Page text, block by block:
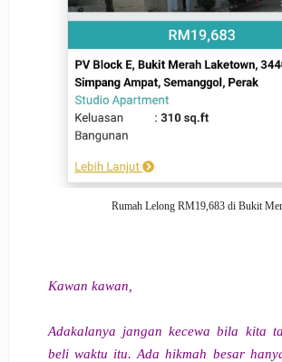
Rumah Lelong RM19,683 di Bukit
Kawan kawan,
Adakalanya jangan kecewa bila kita
beli waktu itu. Ada hikmah besar